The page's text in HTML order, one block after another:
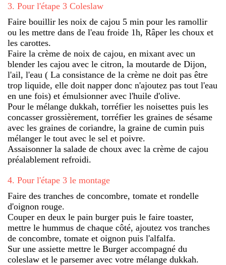
3. Pour l'étape 3 Coleslaw
Faire bouillir les noix de cajou 5 min pour les ramollir
ou les mettre dans de l'eau froide 1h, Râper les choux et
les carottes.
Faire la crème de noix de cajou, en mixant avec un
blender les cajou avec le citron, la moutarde de Dijon,
l'ail, l'eau ( La consistance de la crème ne doit pas être
trop liquide, elle doit napper donc n'ajoutez pas tout l'eau
en une fois) et émulsionner avec l'huile d'olive.
Pour le mélange dukkah, torréfier les noisettes puis les
concasser grossièrement, torréfier les graines de sésame
avec les graines de coriandre, la graine de cumin puis
mélanger le tout avec le sel et poivre.
Assaisonner la salade de choux avec la crème de cajou
préalablement refroidi.
4. Pour l'étape 3 le montage
Faire des tranches de concombre, tomate et rondelle
d'oignon rouge.
Couper en deux le pain burger puis le faire toaster,
mettre le hummus de chaque côté, ajoutez vos tranches
de concombre, tomate et oignon puis l'alfalfa.
Sur une assiette mettre le Burger accompagné du
coleslaw et le parsemer avec votre mélange dukkah.